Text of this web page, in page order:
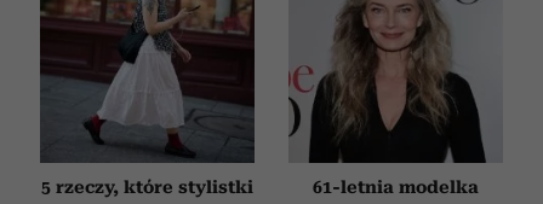
5 rzeczy, które stylistki
61-letnia modelka